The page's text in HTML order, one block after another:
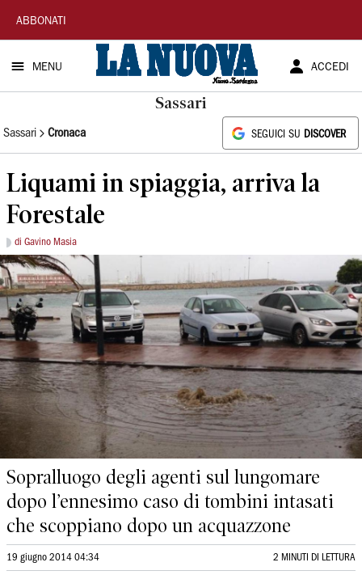
La
Nuova
Sardegna
ABBONATI
MENU ACCEDI
Sassari
Sassari Cronaca SEGUICI SU DISCOVER
Liquami in spiaggia, arriva la
Forestale
di Gavino Masia
Sopralluogo degli agenti sul lungomare
dopo l’ennesimo caso di tombini intasati
che scoppiano dopo un acquazzone
19 giugno 2014 04:34 2 MINUTI DI LETTURA